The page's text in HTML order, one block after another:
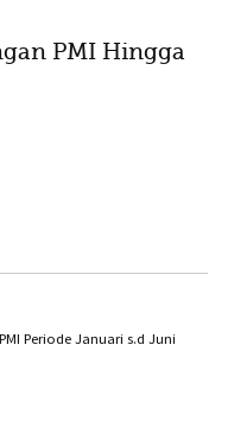
PMI Hingga